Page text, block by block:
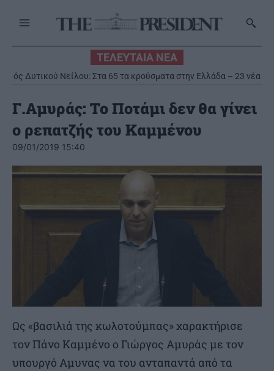
ΤΕΛΕΥΤΑΙΑ ΝΕΑ
ός Δυτικού Νείλου: Στα 65 τα κρούσματα στην Ελλάδα – 23 νέα
μέσα σε μία εβδομάδα, 6 θάνατοι
Γ.Αμυράς: Το Ποτάμι δεν θα γίνει
ο ρεπατζής του Καμμένου
09/01/2019 15:40
Ως «βασιλιά της κωλοτούμπας» χαρακτήρισε
τον Πάνο Καμμένο ο Γιώργος Αμυράς με τον
υπουργό Αμυνας να του ανταπαντά από τα